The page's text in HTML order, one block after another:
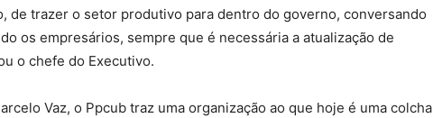
de trazer o setor produtivo para dentro do governo, conversando
os empresários, sempre que é necessária a atualização de
o chefe do Executivo.
Vaz, o Ppcub traz uma organização ao que hoje é uma colcha